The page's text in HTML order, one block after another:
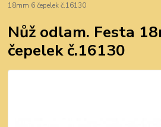
18mm 6 čepelek č.16130
Nůž odlam. Festa
čepelek č.16130